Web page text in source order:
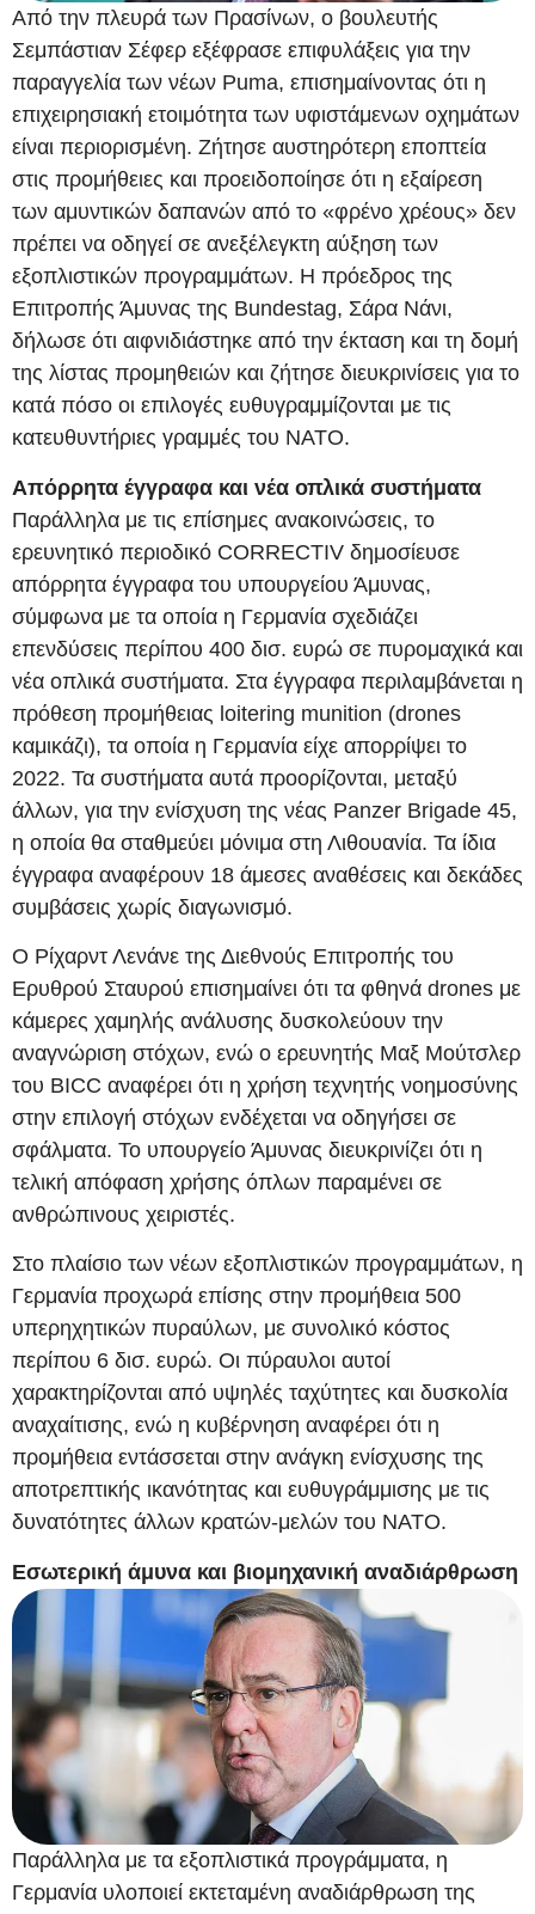
Από την πλευρά των Πρασίνων, ο βουλευτής
Σεμπάστιαν Σέφερ εξέφρασε επιφυλάξεις για την
παραγγελία των νέων Puma, επισημαίνοντας ότι η
επιχειρησιακή ετοιμότητα των υφιστάμενων οχημάτων
είναι περιορισμένη. Ζήτησε αυστηρότερη εποπτεία
στις προμήθειες και προειδοποίησε ότι η εξαίρεση
των αμυντικών δαπανών από το «φρένο χρέους» δεν
πρέπει να οδηγεί σε ανεξέλεγκτη αύξηση των
εξοπλιστικών προγραμμάτων. Η πρόεδρος της
Επιτροπής Άμυνας της Bundestag, Σάρα Νάνι,
δήλωσε ότι αιφνιδιάστηκε από την έκταση και τη δομή
της λίστας προμηθειών και ζήτησε διευκρινίσεις για το
κατά πόσο οι επιλογές ευθυγραμμίζονται με τις
κατευθυντήριες γραμμές του ΝΑΤΟ.
Απόρρητα έγγραφα και νέα οπλικά συστήματα
Παράλληλα με τις επίσημες ανακοινώσεις, το
ερευνητικό περιοδικό CORRECTIV δημοσίευσε
απόρρητα έγγραφα του υπουργείου Άμυνας,
σύμφωνα με τα οποία η Γερμανία σχεδιάζει
επενδύσεις περίπου 400 δισ. ευρώ σε πυρομαχικά και
νέα οπλικά συστήματα. Στα έγγραφα περιλαμβάνεται η
πρόθεση προμήθειας loitering munition (drones
καμικάζι), τα οποία η Γερμανία είχε απορρίψει το
2022. Τα συστήματα αυτά προορίζονται, μεταξύ
άλλων, για την ενίσχυση της νέας Panzer Brigade 45,
η οποία θα σταθμεύει μόνιμα στη Λιθουανία. Τα ίδια
έγγραφα αναφέρουν 18 άμεσες αναθέσεις και δεκάδες
συμβάσεις χωρίς διαγωνισμό.
Ο Ρίχαρντ Λενάνε της Διεθνούς Επιτροπής του
Ερυθρού Σταυρού επισημαίνει ότι τα φθηνά drones με
κάμερες χαμηλής ανάλυσης δυσκολεύουν την
αναγνώριση στόχων, ενώ ο ερευνητής Μαξ Μούτσλερ
του BICC αναφέρει ότι η χρήση τεχνητής νοημοσύνης
στην επιλογή στόχων ενδέχεται να οδηγήσει σε
σφάλματα. Το υπουργείο Άμυνας διευκρινίζει ότι η
τελική απόφαση χρήσης όπλων παραμένει σε
ανθρώπινους χειριστές.
Στο πλαίσιο των νέων εξοπλιστικών προγραμμάτων, η
Γερμανία προχωρά επίσης στην προμήθεια 500
υπερηχητικών πυραύλων, με συνολικό κόστος
περίπου 6 δισ. ευρώ. Οι πύραυλοι αυτοί
χαρακτηρίζονται από υψηλές ταχύτητες και δυσκολία
αναχαίτισης, ενώ η κυβέρνηση αναφέρει ότι η
προμήθεια εντάσσεται στην ανάγκη ενίσχυσης της
αποτρεπτικής ικανότητας και ευθυγράμμισης με τις
δυνατότητες άλλων κρατών‑μελών του ΝΑΤΟ.
Εσωτερική άμυνα και βιομηχανική αναδιάρθρωση
Παράλληλα με τα εξοπλιστικά προγράμματα, η
Γερμανία υλοποιεί εκτεταμένη αναδιάρθρωση της